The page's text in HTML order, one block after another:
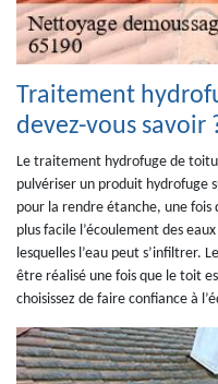
Traitement
devez-vous savoir
Le traitement hydrofuge de
pulvériser un produit hydrofuge
pour la rendre étanche, une fois
plus facile l’écoulement des
lesquelles l’eau peut s’infiltrer.
être réalisé une fois que le toit
choisissez de faire confiance à